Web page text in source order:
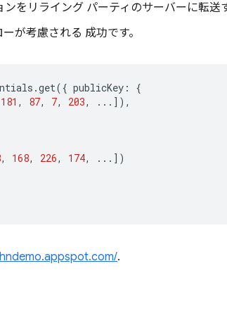
をリライング パーティのサーバーに転送
が考慮される 成功です。
.get({ publicKey :
{
181 , 87, 7, 203,
...]),
, 168, 226, 174,
...])
.